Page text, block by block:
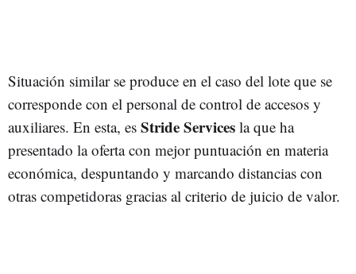
Situación similar se produce en el caso del lote que se
corresponde con el personal de control de accesos y
auxiliares. En esta, es Stride Services la que ha
presentado la oferta con mejor puntuación en materia
económica, despuntando y marcando distancias con
otras competidoras gracias al criterio de juicio de valor.